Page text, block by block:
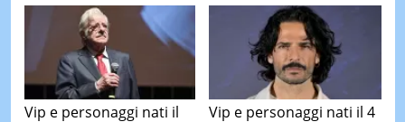
Vip e personaggi nati il
Vip e personaggi nati il 4